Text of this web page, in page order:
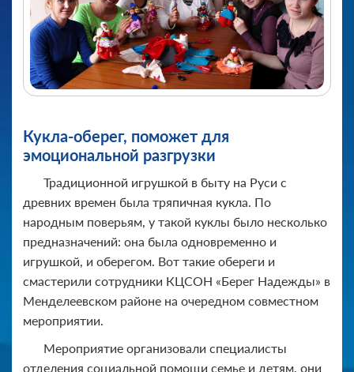
Кукла-оберег, поможет для
эмоциональной разгрузки
Традиционной игрушкой в быту на Руси с
древних времен была тряпичная кукла. По
народным поверьям, у такой куклы было несколько
предназначений: она была одновременно и
игрушкой, и оберегом. Вот такие обереги и
смастерили сотрудники КЦСОН «Берег Надежды» в
Менделеевском районе на очередном совместном
мероприятии.
Мероприятие организовали специалисты
отделения социальной помощи семье и детям, они